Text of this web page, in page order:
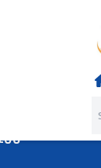
บบ